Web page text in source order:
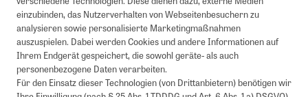
einzubinden, das Nutzerverhalten von Webseitenbesuchern zu
analysieren sowie personalisierte Marketingmaßnahmen
auszuspielen. Dabei werden Cookies und andere Informationen auf
Ihrem Endgerät gespeichert, die sowohl geräte- als auch
personenbezogene Daten verarbeiten.
Für den Einsatz dieser Technologien (von Drittanbietern) benötigen wir
Mindestbestellwert von 50€. Nicht anwendbar auf Produkte, die der
Buchpreisbindung unterliegen, ZEIT-Akademie, e-Books. Keine
Barauszahlung möglich. Nicht mit weiteren Gutscheinen/Rabatten
kombinierbar.